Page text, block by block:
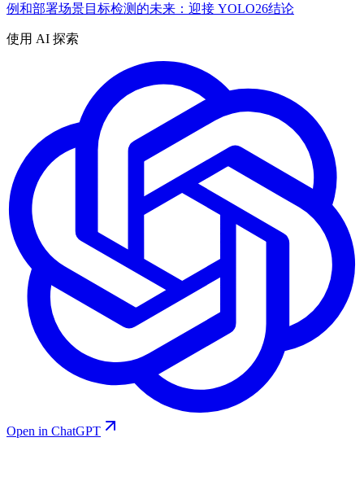
例和部署场景目标检测的未来：迎接 YOLO26结论
使用 AI 探索
Open in ChatGPT